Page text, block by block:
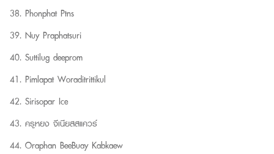
Phonphat Ptns
Nuy Praphatsuri
Suttilug deeprom
Pimlapat Woraditrittikul
Sirisopar Ice
ครูหยง จีเนียสสแควร์
Oraphan BeeBuay Kabkaew